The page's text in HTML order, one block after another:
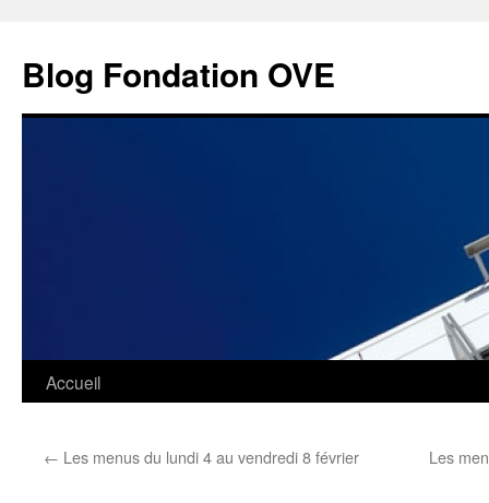
contenu
Blog Fondation OVE
Accueil
← Les menus du lundi 4 au vendredi 8 février Les